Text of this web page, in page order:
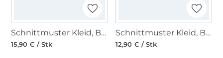
Schnittmuster Kleid, Burda 6496
15,90 € / Stk
Schnittmuster Kleid, Burda 6663
12,90 € / Stk